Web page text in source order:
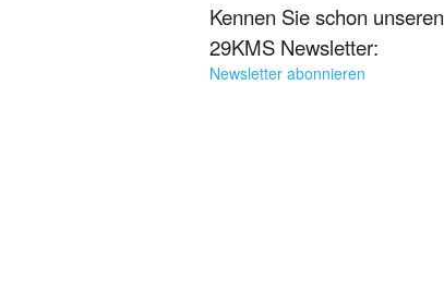
Kennen Sie schon unseren
29KMS Newsletter:
Newsletter abonnieren